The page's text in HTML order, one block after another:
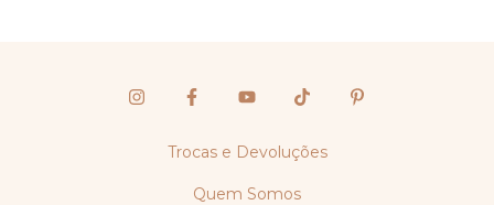
Trocas e Devoluções
Quem Somos